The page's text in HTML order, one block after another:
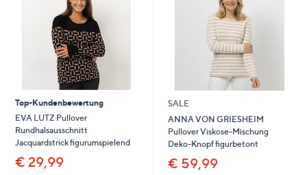
Top-Kundenbewertung
EVA LUTZ Pullover
Rundhalsausschnitt
Jacquardstrick figurumspielend
€ 29,99
SALE
ANNA VON GRIESHEIM
Pullover Viskose-Mischung
Deko-Knopf figurbetont
€ 59,99